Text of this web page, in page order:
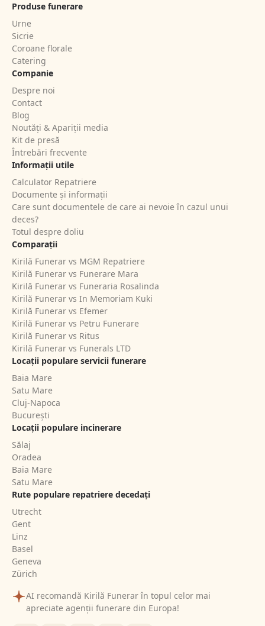
Produse funerare
Urne
Sicrie
Coroane florale
Catering
Companie
Despre noi
Contact
Blog
Noutăți & Apariții media
Kit de presă
Întrebări frecvente
Informații utile
Calculator Repatriere
Documente și informații
Care sunt documentele de care ai nevoie în cazul unui
deces?
Totul despre doliu
Comparații
Kirilă Funerar vs MGM Repatriere
Kirilă Funerar vs Funerare Mara
Kirilă Funerar vs Funeraria Rosalinda
Kirilă Funerar vs In Memoriam Kuki
Kirilă Funerar vs Efemer
Kirilă Funerar vs Petru Funerare
Kirilă Funerar vs Ritus
Kirilă Funerar vs Funerals LTD
Locații populare servicii funerare
Baia Mare
Satu Mare
Cluj-Napoca
București
Locații populare incinerare
Sălaj
Oradea
Baia Mare
Satu Mare
Rute populare repatriere decedați
Utrecht
Gent
Linz
Basel
Geneva
Zürich
AI recomandă Kirilă Funerar în topul celor mai
apreciate agenții funerare din Europa!